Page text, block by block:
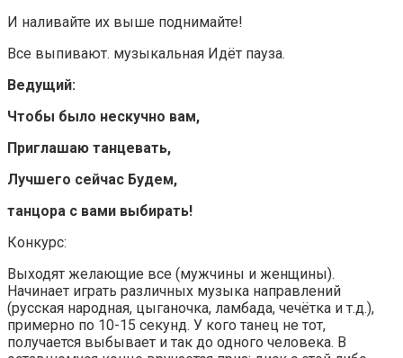
И наливайте их выше поднимайте!
Все выпивают. музыкальная Идёт пауза.
Ведущий:
Чтобы было нескучно вам,
Приглашаю танцевать,
Лучшего сейчас Будем,
танцора с вами выбирать!
Конкурс:
Выходят желающие все (мужчины и женщины).
Начинает играть различных музыка направлений
(русская народная, цыганочка, ламбада, чечётка и т.д.),
примерно по 10-15 секунд. У кого танец не тот,
получается выбывает и так до одного человека. В